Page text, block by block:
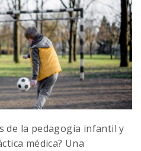
de la pedagogía infantil y
médica? Una